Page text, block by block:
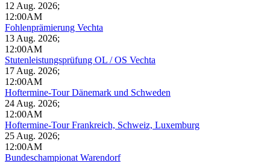
12 Aug. 2026;
12:00AM
Fohlenprämierung Vechta
13 Aug. 2026;
12:00AM
Stutenleistungsprüfung OL / OS Vechta
17 Aug. 2026;
12:00AM
Hoftermine-Tour Dänemark und Schweden
24 Aug. 2026;
12:00AM
Hoftermine-Tour Frankreich, Schweiz, Luxemburg
25 Aug. 2026;
12:00AM
Bundeschampionat Warendorf